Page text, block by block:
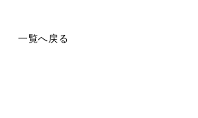
一覧へ戻る